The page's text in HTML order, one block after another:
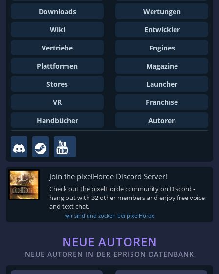
Downloads
Wertungen
Wiki
Entwickler
Vertriebe
Engines
Plattformen
Magazine
Stores
Launcher
VR
Franchise
Handbücher
Autoren
Join the pixelHorde Discord Server!
Check out the pixelHorde community on Discord -
hang out with 32 other members and enjoy free voice
and text chat.
wir sind und zocken bei pixelHorde
NEUE AUTOREN
NEUE AUTOREN IN DER EPRISON DATENBANK